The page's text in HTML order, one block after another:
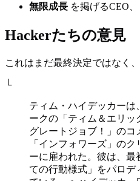
無限成長 を掲げるCEO、
Hackerたちの意見
これはまだ最終決定ではなく
└
ティム・ハイデッカーは
ークの「ティム＆エリ
グレートジョブ！」のコ
「インフォワーズ」の
ーに雇われた。彼は、最
ての行動様式」をパロデ